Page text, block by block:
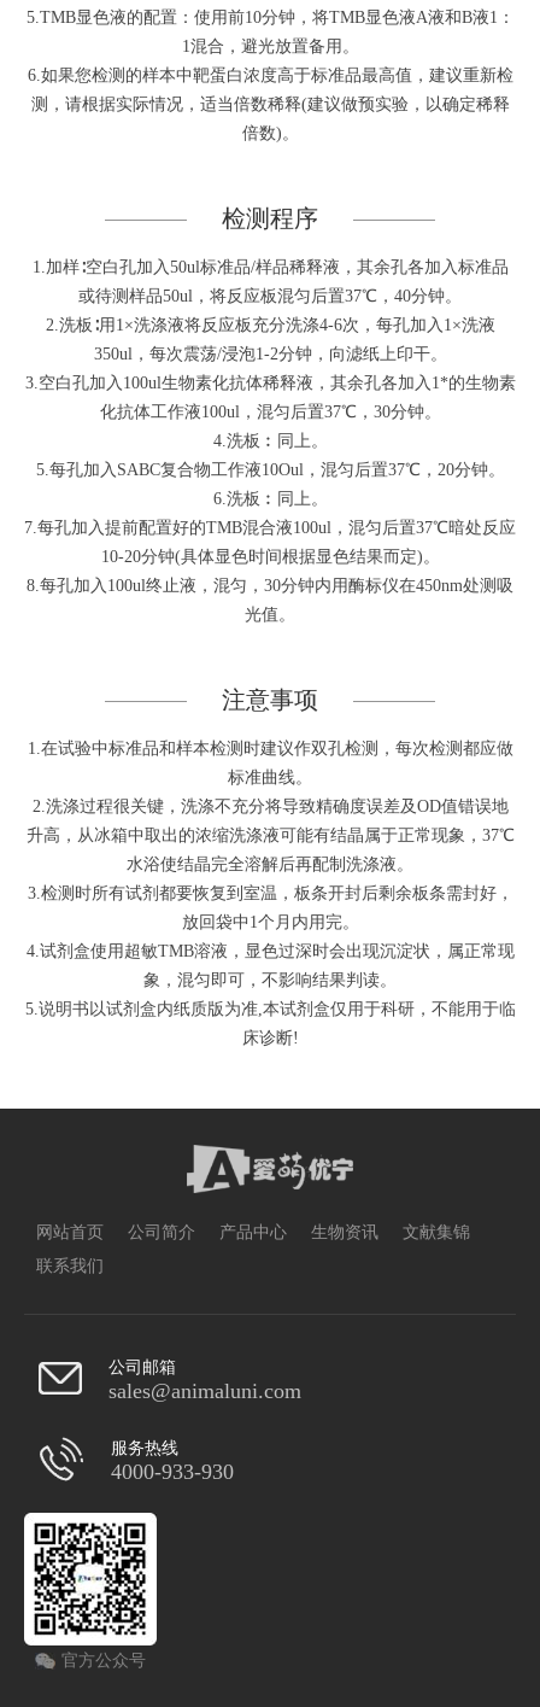
5.TMB显色液的配置：使用前10分钟，将TMB显色液A液和B液1：
1混合，避光放置备用。
6.如果您检测的样本中靶蛋白浓度高于标准品最高值，建议重新检
测，请根据实际情况，适当倍数稀释(建议做预实验，以确定稀释
倍数)。
检测程序
1.加样∶空白孔加入50ul标准品/样品稀释液，其余孔各加入标准品
或待测样品50ul，将反应板混匀后置37℃，40分钟。
2.洗板∶用1×洗涤液将反应板充分洗涤4-6次，每孔加入1×洗液
350ul，每次震荡/浸泡1-2分钟，向滤纸上印干。
3.空白孔加入100ul生物素化抗体稀释液，其余孔各加入1*的生物素
化抗体工作液100ul，混匀后置37℃，30分钟。
4.洗板︰同上。
5.每孔加入SABC复合物工作液10Oul，混匀后置37℃，20分钟。
6.洗板︰同上。
7.每孔加入提前配置好的TMB混合液100ul，混匀后置37℃暗处反应
10-20分钟(具体显色时间根据显色结果而定)。
8.每孔加入100ul终止液，混匀，30分钟内用酶标仪在450nm处测吸
光值。
注意事项
1.在试验中标准品和样本检测时建议作双孔检测，每次检测都应做
标准曲线。
2.洗涤过程很关键，洗涤不充分将导致精确度误差及OD值错误地
升高，从冰箱中取出的浓缩洗涤液可能有结晶属于正常现象，37℃
水浴使结晶完全溶解后再配制洗涤液。
3.检测时所有试剂都要恢复到室温，板条开封后剩余板条需封好，
放回袋中1个月内用完。
4.试剂盒使用超敏TMB溶液，显色过深时会出现沉淀状，属正常现
象，混匀即可，不影响结果判读。
5.说明书以试剂盒内纸质版为准,本试剂盒仅用于科研，不能用于临
床诊断!
网站首页 公司简介 产品中心 生物资讯
文献集锦
联系我们
公司邮箱
sales@animaluni.com
服务热线
4000-933-930
官方公众号